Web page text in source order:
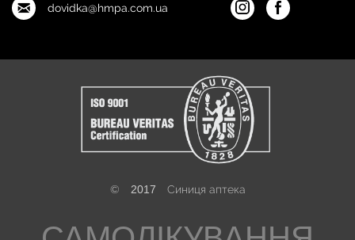
dovidka@hmpa.com.ua
© 2017 Синиця аптека